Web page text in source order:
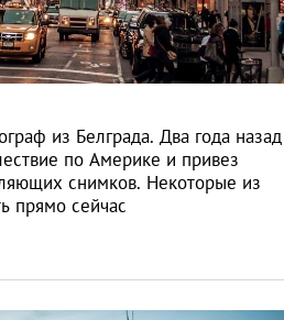
из Белграда. Два года назад
по Америке и привез
снимков. Некоторые из
прямо сейчас